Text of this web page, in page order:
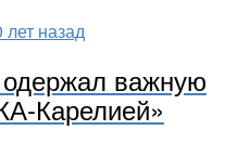
лет назад
важную
Карелией»